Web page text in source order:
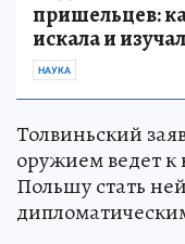
пришельцев:
искала и
НАУКА
Толвиньский
оружием ведет к
Польшу стать